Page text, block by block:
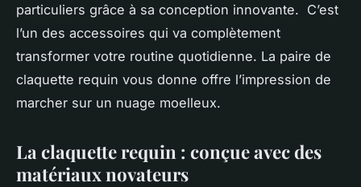
particuliers grâce à sa conception innovante. C’est
l’un des accessoires qui va complètement
transformer votre routine quotidienne. La paire de
claquette requin vous donne offre l’impression de
marcher sur un nuage moelleux.
La claquette requin : conçue avec des
matériaux novateurs